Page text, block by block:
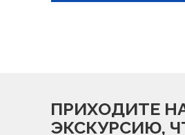
ПРИХОДИТЕ
ЭКСКУРСИЮ,